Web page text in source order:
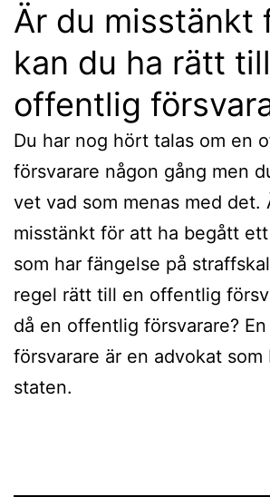
Är du misstänkt
kan du ha rätt
offentlig
Du har nog hört talas om en
försvarare någon gång men
vet vad som menas med det.
misstänkt för att ha begått
som har fängelse på
regel rätt till en offentlig
då en offentlig försvarare?
försvarare är en advokat som
staten.